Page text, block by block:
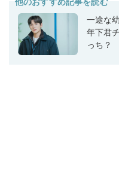
一途な
年下君
っち？